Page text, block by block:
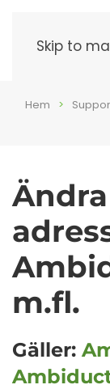
Skip to
Hem
m.fl.
Gäller: